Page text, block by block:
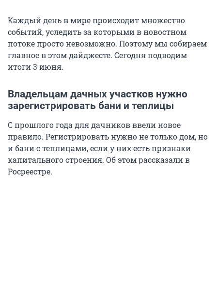
Каждый день в мире происходит множество
событий, уследить за которыми в новостном
потоке просто невозможно. Поэтому мы собираем
главное в этом дайджесте. Сегодня подводим
итоги 3 июня.
Владельцам дачных участков нужно
зарегистрировать бани и теплицы
С прошлого года для дачников ввели новое
правило. Регистрировать нужно не только дом, но
и бани с теплицами, если у них есть признаки
капитального строения. Об этом рассказали в
Росреестре.